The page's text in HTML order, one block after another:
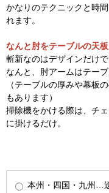
かなりのテクニックと時
れます。
なんと肘をテーブルの天
斬新なのはデザインだけ
なんと、肘アームはテー
（テーブルの厚みや幕板
もあります）
掃除機をかける際は、チ
に掛けるだけ。
本州・四国・九州…